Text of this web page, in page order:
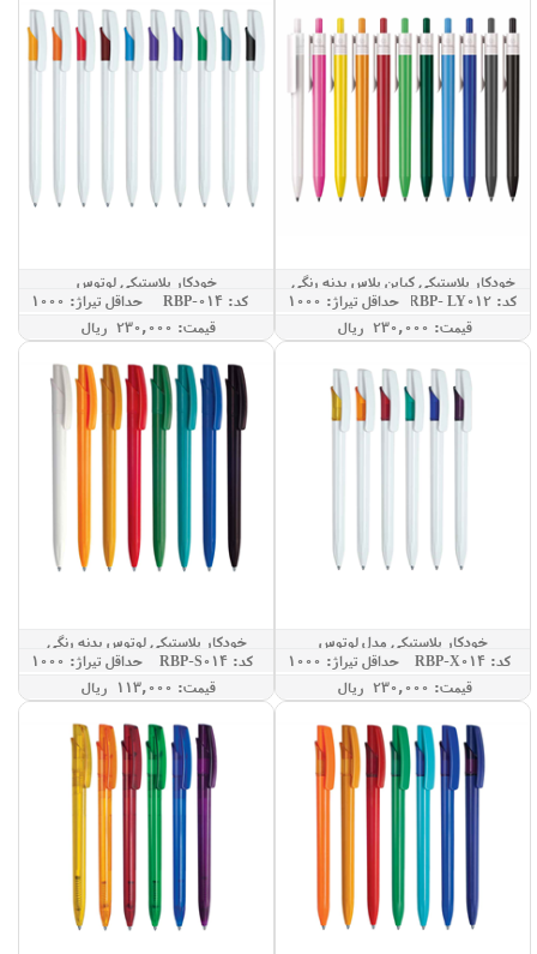
خودکار پلاستیکی کیاپن پلاس بدنه رنگی
کد: RBP- LY012
حداقل تيراژ: 1000
قيمت: 230,000 ريال
خودکار پلاستیکی لوتوس
کد: RBP-014
حداقل تيراژ: 1000
قيمت: 230,000 ريال
خودکار پلاستیکی مدل لوتوس
کد: RBP-X014
حداقل تيراژ: 1000
قيمت: 230,000 ريال
خودکار پلاستیکی لوتوس بدنه رنگی
کد: RBP-S014
حداقل تيراژ: 1000
قيمت: 113,000 ريال